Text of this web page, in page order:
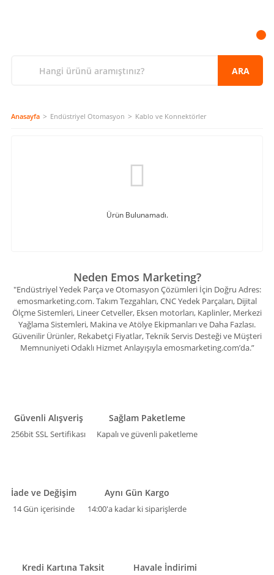
ARA
Anasayfa Endüstriyel Otomasyon Kablo ve Konnektörler
Ürün Bulunamadı.
Neden Emos Marketing?
"Endüstriyel Yedek Parça ve Otomasyon Çözümleri İçin Doğru Adres:
emosmarketing.com. Takım Tezgahları, CNC Yedek Parçaları, Dijital
Ölçme Sistemleri, Lineer Cetveller, Eksen motorları, Kaplinler, Merkezi
Yağlama Sistemleri, Makina ve Atölye Ekipmanları ve Daha Fazlası.
Güvenilir Ürünler, Rekabetçi Fiyatlar, Teknik Servis Desteği ve Müşteri
Memnuniyeti Odaklı Hizmet Anlayışıyla emosmarketing.com’da.”
Güvenli Alışveriş
256bit SSL Sertifikası
Sağlam Paketleme
Kapalı ve güvenli paketleme
İade ve Değişim
14 Gün içerisinde
Aynı Gün Kargo
14:00'a kadar ki siparişlerde
Kredi Kartına Taksit Havale İndirimi